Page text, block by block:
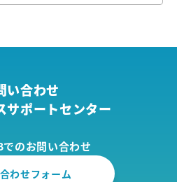
い合わせ
サポートセンター
でのお問い合わせ
わせフォーム